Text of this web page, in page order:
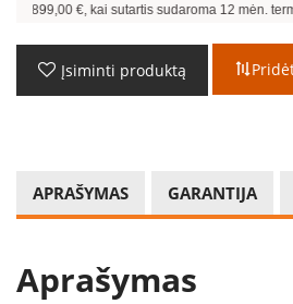
€, kai sutartis sudaroma12mėn. terminui,
Įsiminti produktą
APRAŠYMAS GARANTIJA
Aprašymas